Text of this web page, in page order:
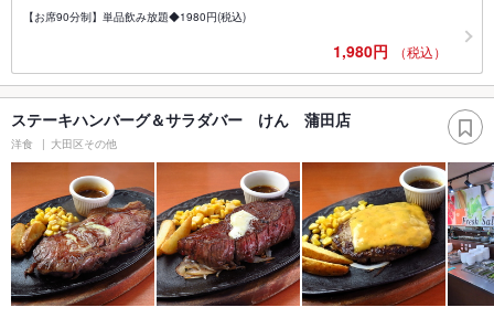
【お席90分制】単品飲み放題◆1980円(税込)
1,980円 （税込）
ステーキハンバーグ＆サラダバー けん 蒲田店
洋食 大田区その他